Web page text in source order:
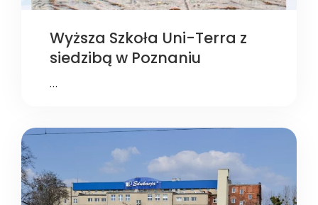
Wyższa Szkoła Uni-Terra z
siedzibą w Poznaniu
…